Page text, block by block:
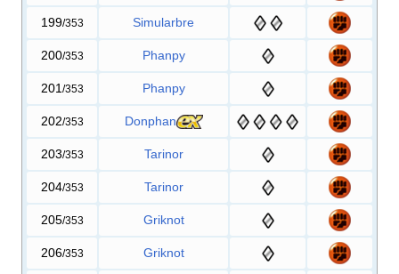
199/353 Simularbre
200/353 Phanpy
201 /353 Phanpy
202/353 Donphan
203/353 Tarinor
204/353 Tarinor
205/353 Griknot
206/353 Griknot